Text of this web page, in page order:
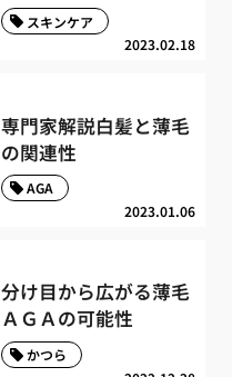
2023.02.18
スキンケア
専門家解説白髪と薄毛
の関連性
2023.01.06
AGA
分け目から広がる薄毛
ＡＧＡの可能性
かつら